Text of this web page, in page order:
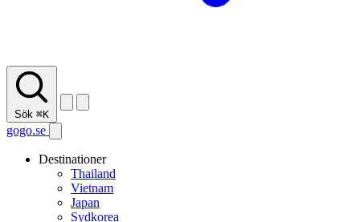
Sök ⌘K
gogo.se
Destinationer
Thailand
Vietnam
Japan
Sydkorea